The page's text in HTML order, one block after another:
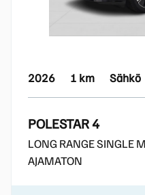
2026 1 km Sähkö
POLESTAR 4
LONG RANGE SINGLE
AJAMATON